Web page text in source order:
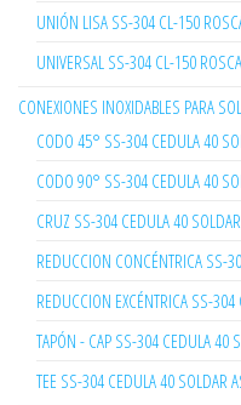
UNIÓN LISA SS-304 CL-150
UNIVERSAL SS-304 CL-150
CONEXIONES INOXIDABLES PARA
CODO 45° SS-304 CEDULA 40
CODO 90° SS-304 CEDULA 40
CRUZ SS-304 CEDULA 40
REDUCCION CONCÉNTRICA SS-
REDUCCION EXCÉNTRICA SS-
TAPÓN - CAP SS-304 CEDULA 40
TEE SS-304 CEDULA 40 SOLDAR